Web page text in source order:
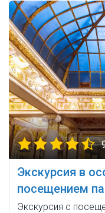
Экскурсия в
посещением
Экскурсия с